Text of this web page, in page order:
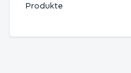
Produkte